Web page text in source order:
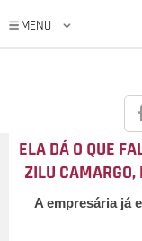
ELA DÁ O QUE
ZILU
A empresária já